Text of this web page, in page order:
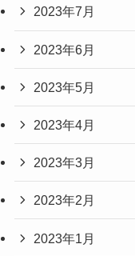
2023年7月
2023年6月
2023年5月
2023年4月
2023年3月
2023年2月
2023年1月